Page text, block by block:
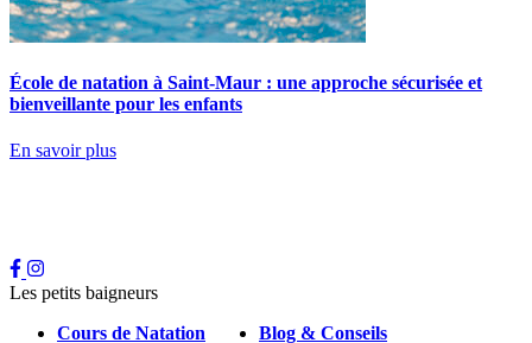
École de natation à Saint-Maur : une approche sécurisée et
bienveillante pour les enfants
En savoir plus
Les petits baigneurs
Cours de Natation
Blog & Conseils